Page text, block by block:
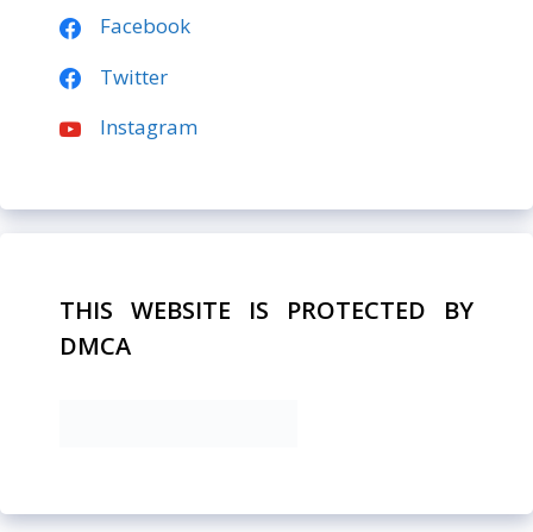
Facebook
Twitter
Instagram
THIS WEBSITE IS PROTECTED BY
DMCA